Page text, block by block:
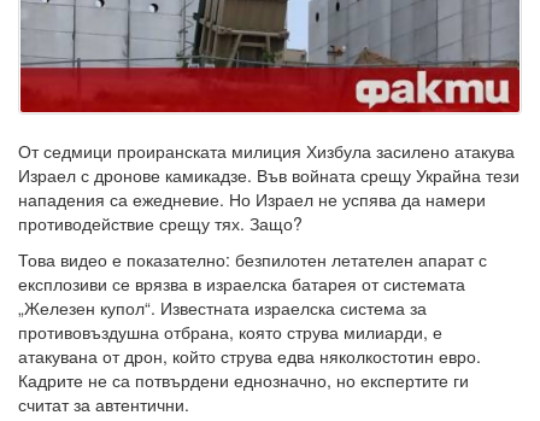
От седмици проиранската милиция Хизбула засилено атакува
Израел с дронове камикадзе. Във войната срещу Украйна тези
нападения са ежедневие. Но Израел не успява да намери
противодействие срещу тях. Защо?
Това видео е показателно: безпилотен летателен апарат с
експлозиви се врязва в израелска батарея от системата
„Железен купол“. Известната израелска система за
противовъздушна отбрана, която струва милиарди, е
атакувана от дрон, който струва едва няколкостотин евро.
Кадрите не са потвърдени еднозначно, но експертите ги
считат за автентични.